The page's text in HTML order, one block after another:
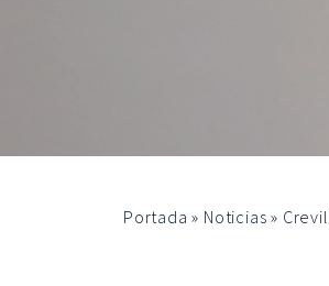
Portada » Noticias »